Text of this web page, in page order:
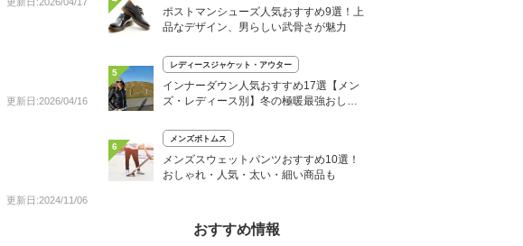
更新日:2026/04/16
更新日:2024/11/06
ポストマンシューズ人気おすすめ9選！上
品なデザイン、男らしい武骨さが魅力
5
レディースジャケット・アウター
インナーダウン人気おすすめ17選【メン
ズ・レディース別】冬の極暖最強おしゃ
6
メンズボトムス
メンズスウェットパンツおすすめ10選！
おしゃれ・人気・太い・細い商品も
おすすめ情報